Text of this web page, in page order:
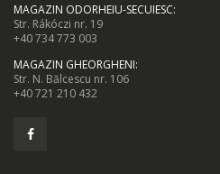
MAGAZIN ODORHEIU-SECUIESC:
Str. Rákóczi nr. 19
+40 734 773 003
MAGAZIN GHEORGHENI:
Str. N. Bălcescu nr. 106
+40 721 210 432